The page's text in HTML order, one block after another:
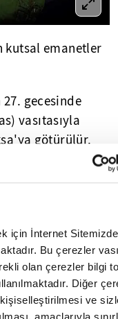
için İnternet
Bu çerezler
olan çerezler bilgi
Diğer
ve
kutsal emanetler
27. gecesinde
vasıtasıyla
götürülür.
inanılır.
de bu ilahi